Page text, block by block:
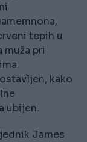
tepih u
pri
kako
ubijen.
James